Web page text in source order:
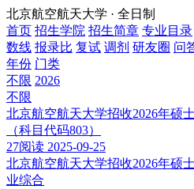
北京航空航天大学 · 全日制
首页 招生学院 招生简章 专业目录
数线 报录比 复试 调剂 研友圈 问
年份 门类
不限 2026
不限
北京航空航天大学招收2026年硕
（科目代码803）
27阅读 2025-09-25
北京航空航天大学招收2026年硕
业综合